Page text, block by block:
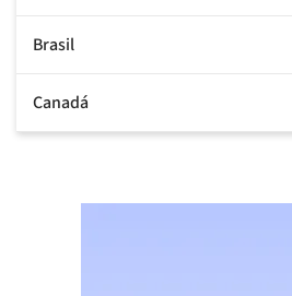
Brasil
Canadá